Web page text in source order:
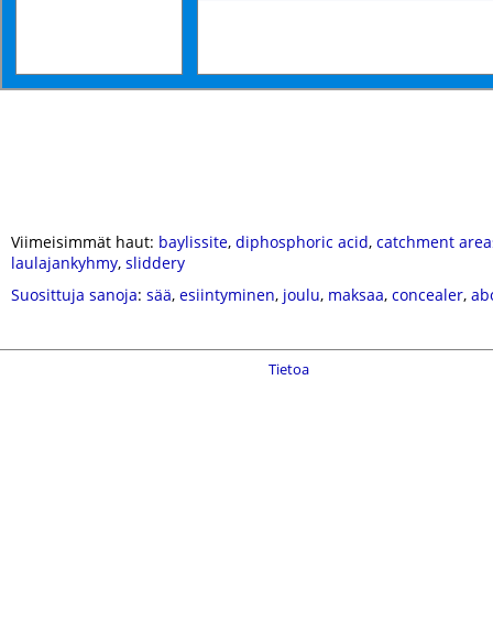
Viimeisimmät haut: baylissite, diphosphoric acid, catchment
laulajankyhmy, sliddery
Suosittuja sanoja: sää, esiintyminen, joulu, maksaa, concealer,
Tietoa